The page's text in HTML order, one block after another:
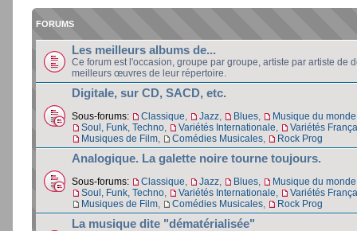
FORUMS
Les meilleurs albums de...
Ce forum est l'occasion, groupe par groupe, artiste par artiste de
meilleurs œuvres de leur répertoire.
Digitale, sur CD, SACD, etc.
Sous-forums: Classique Jazz Blues
Musique du
Soul, Funk, Techno
Variétés Internationale
Variétés
Musiques de Film
Comédies Musicales Rock Prog
Analogique. La galette noire tourne toujours.
Sous-forums: Classique Jazz Blues
Musique du
Soul, Funk, Techno
Variétés Internationale
Variétés
Musiques de Film
Comédies Musicales Rock Prog
La musique dite "dématérialisée"